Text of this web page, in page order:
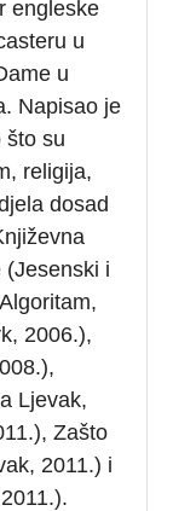
engleske
u
u
Napisao je
što su
religija,
dosad
(Jesenski i
2006.),
Ljevak,
Zašto
2011.) i